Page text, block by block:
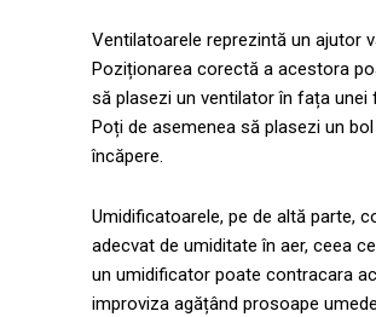
Ventilatoarele reprezintă un ajutor
Poziționarea corectă a acestora
să plasezi un ventilator în fața unei
Poți de asemenea să plasezi un
încăpere.
Umidificatoarele, pe de altă parte,
adecvat de umiditate în aer, ceea
un umidificator poate contracara
improviza agățând prosoape